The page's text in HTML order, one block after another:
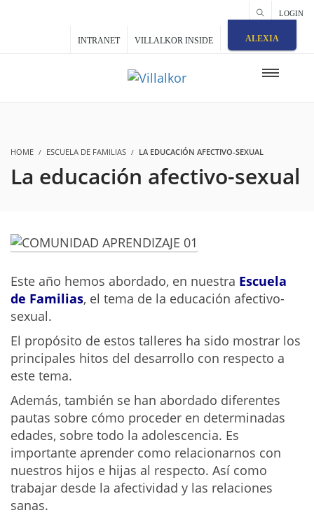
LOGIN
INTRANET VILLALKOR INSIDE ALEXIA
HOME ESCUELA DE FAMILIAS LA EDUCACIÓN AFECTIVO-SEXUAL
La educación afectivo-sexual
Este año hemos abordado, en nuestra Escuela
de Familias, el tema de la educación afectivo-
sexual.
El propósito de estos talleres ha sido mostrar los
principales hitos del desarrollo con respecto a
este tema.
Además, también se han abordado diferentes
pautas sobre cómo proceder en determinadas
edades, sobre todo la adolescencia. Es
importante aprender como relacionarnos con
nuestros hijos e hijas al respecto. Así como
trabajar desde la afectividad y las relaciones
sanas.